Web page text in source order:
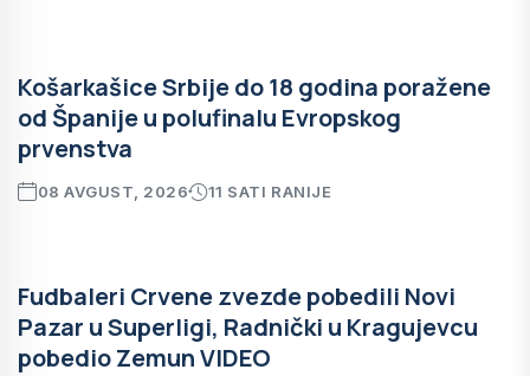
Košarkašice Srbije do 18 godina poražene
od Španije u polufinalu Evropskog
prvenstva
08 AVGUST, 2026 11 SATI RANIJE
Fudbaleri Crvene zvezde pobedili Novi
Pazar u Superligi, Radnički u Kragujevcu
pobedio Zemun VIDEO